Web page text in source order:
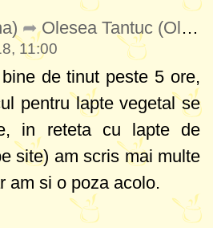
Olesea Tantuc (OleseaDanailaTantuc658)
11:00
de tinut peste 5 ore,
pentru lapte vegetal se
in reteta cu lapte de
site) am scris mai multe
am si o poza acolo.